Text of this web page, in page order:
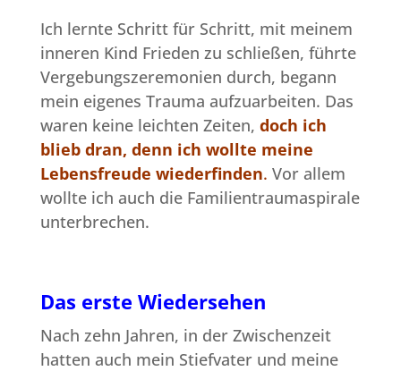
Ich lernte Schritt für Schritt, mit meinem
inneren Kind Frieden zu schließen, führte
Vergebungszeremonien durch, begann
mein eigenes Trauma aufzuarbeiten. Das
waren keine leichten Zeiten, doch ich
blieb dran, denn ich wollte meine
Lebensfreude wiederfinden. Vor allem
wollte ich auch die Familientraumaspirale
unterbrechen.
Das erste Wiedersehen
Nach zehn Jahren, in der Zwischenzeit
hatten auch mein Stiefvater und meine